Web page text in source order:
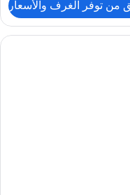
من توفر الغرف والأسعار
وخزنة داخل الغرفة ومكتب